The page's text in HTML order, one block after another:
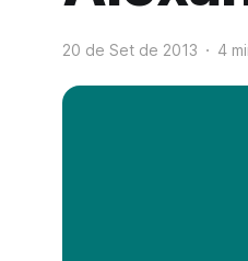
20 de Set de 2013 4